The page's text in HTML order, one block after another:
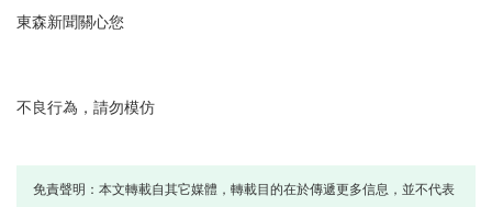
東森新聞關心您
不良行為，請勿模仿
免責聲明：本文轉載自其它媒體，轉載目的在於傳遞更多信息，並不代表